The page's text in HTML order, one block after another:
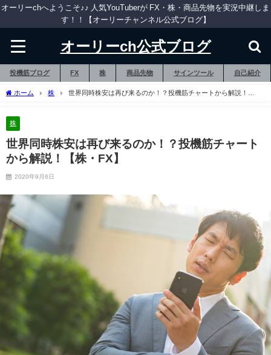
オーリーchへようこそ♪♪ 人気YouTuberが FX・株・商品先物を実況中継しま
す！！【オーリーチャンネル公式ブログ】
オーリーch公式ブログ
投機筋ブログ FX 株 商品先物 サインツール 自己紹介
ホーム 株
世界同時株安は再び来るのか！？投機筋チャートから解説！
株
世界同時株安は再び来るのか！？投機筋チャート
から解説！【株・FX】
2020年9月6日